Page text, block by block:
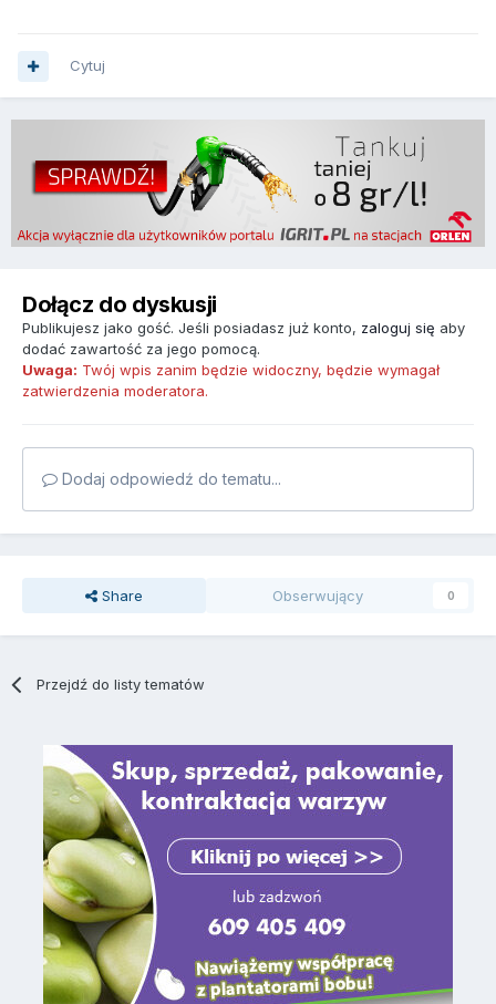
Cytuj
Dołącz do dyskusji
Publikujesz jako gość. Jeśli posiadasz już konto, zaloguj się aby
dodać zawartość za jego pomocą.
Uwaga: Twój wpis zanim będzie widoczny, będzie wymagał
zatwierdzenia moderatora.
Dodaj odpowiedź do tematu...
Share Obserwujący 0
Przejdź do listy tematów